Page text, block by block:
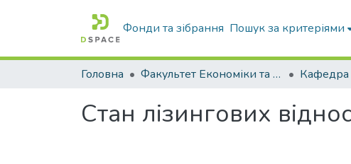
Фонди та зібрання Пошук за критеріями
Головна Факультет Економіки та бізнесу
Стан лізингових